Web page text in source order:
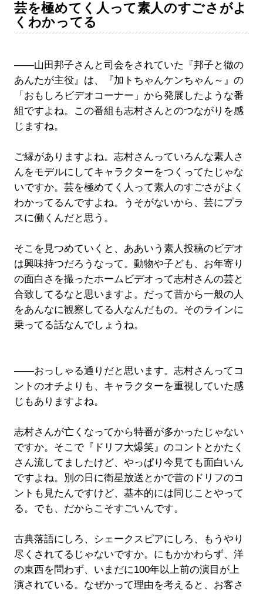
芸を極めてく人って素人のすごさがよ
くわかってる
――山田邦子さんと司会をされていた『邦子と徹の
あんたが主役』は、『加トちゃんケンちゃん～』の
「おもしろビデオコーナー」から発展したような番
組ですよね。この番組も志村さんとのつながりを感
じますね。
ご縁がありますよね。志村さんっていろんな素人さ
んをモデルにしてキャラクターをつくってたじゃな
いですか。芸を極めてく人って素人のすごさがよく
わかってるんですよね。うそがないから、芸にプラ
スに働くんだと思う。
そこを見つめていくと、ああいう素人投稿のビデオ
は興味持つだろうなって。動物や子ども、お年寄り
の面白さを撮ったホームビデオって志村さんの芸と
合致してるなと思いますよ。だって昔から一般の人
をあんなに観察してる人なんだもの。そのラインに
乗ってる話なんでしょうね。
――おっしゃる通りだと思います。志村さんってコ
ントのオチよりも、キャラクターを重視していた感
じもありますよね。
志村さんが亡くなってから特番が多かったじゃない
ですか。そこで『ドリフ大爆笑』のコントとかたく
さん流してましたけど、やっぱり今見ても面白いん
ですよね。別の日に衛星放送とかで昔のドリフのコ
ントも見たんですけど、基本的には同じことやって
る。でも、だからこそすごいんです。
古典落語にしろ、シェークスピアにしろ、もうやり
尽くされてるじゃないですか。にもかかわらず、洋
の東西を問わず、いまだに100年以上前の演目が上
演されている。なぜかって理由を考えると、お客さ